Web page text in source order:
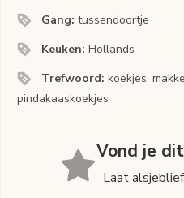
Gang:tussendoortje
Keuken:Hollands
Trefwoord:koekjes,
pindakaaskoekjes
Vond je
Laat